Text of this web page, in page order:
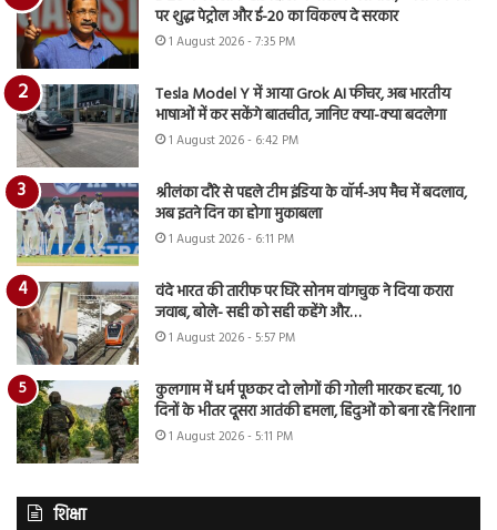
पर शुद्ध पेट्रोल और ई-20 का विकल्प दे सरकार
1 August 2026 - 7:35 PM
Tesla Model Y में आया Grok AI फीचर, अब भारतीय
भाषाओं में कर सकेंगे बातचीत, जानिए क्या-क्या बदलेगा
1 August 2026 - 6:42 PM
श्रीलंका दौरे से पहले टीम इंडिया के वॉर्म-अप मैच में बदलाव,
अब इतने दिन का होगा मुकाबला
1 August 2026 - 6:11 PM
वंदे भारत की तारीफ पर घिरे सोनम वांगचुक ने दिया करारा
जवाब, बोले- सही को सही कहेंगे और…
1 August 2026 - 5:57 PM
कुलगाम में धर्म पूछकर दो लोगों की गोली मारकर हत्या, 10
दिनों के भीतर दूसरा आतंकी हमला, हिंदुओं को बना रहे निशाना
1 August 2026 - 5:11 PM
शिक्षा